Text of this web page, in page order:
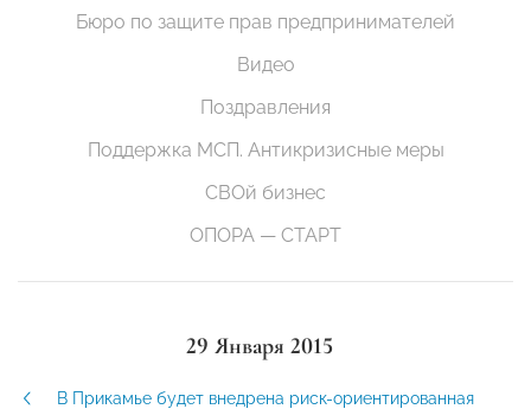
Бюро по защите прав предпринимателей
Видео
Поздравления
Поддержка МСП. Антикризисные меры
СВОй бизнес
ОПОРА — СТАРТ
29 Января 2015
В Прикамье будет внедрена риск-ориентированная